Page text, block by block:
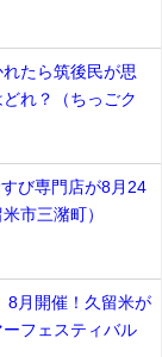
れたら筑後民が思
れ？（ちっごク
び専門店が8月24
市三潴町）
8月開催！久留米が
フェスティバル